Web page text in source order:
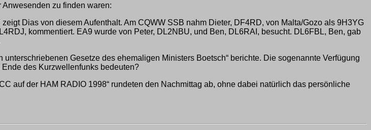
zu finden waren:
Dias von diesem Aufenthalt. Am CQWW SSB nahm Dieter, DF4RD, von Malta/Gozo als 9H3YG
kommentiert. EA9 wurde von Peter, DL2NBU, und Ben, DL6RAI, besucht. DL6FBL, Ben, gab
Gesetze des ehemaligen Ministers Boetsch“ berichte. Die sogenannte Verfügung
des Kurzwellenfunks bedeuten?
auf der HAM RADIO 1998“ rundeten den Nachmittag ab, ohne dabei natürlich das persönliche